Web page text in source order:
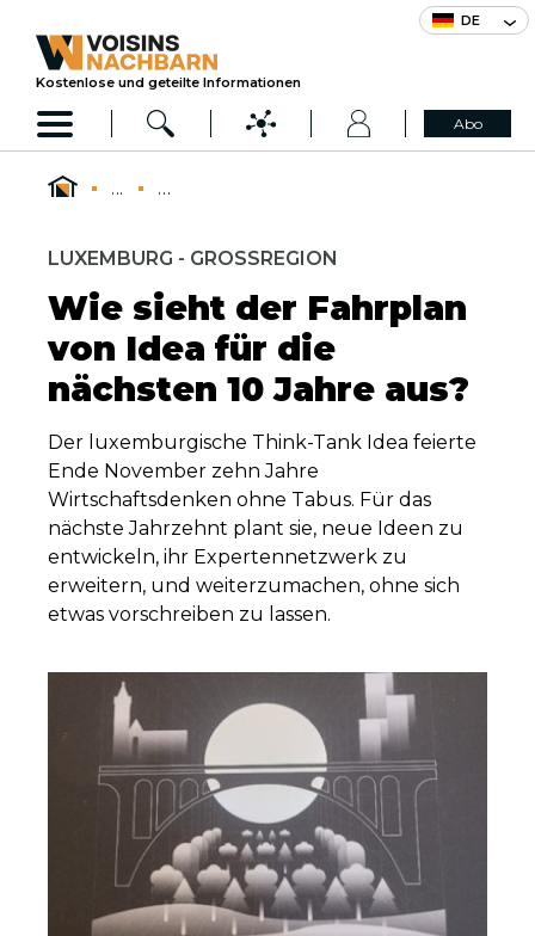
DE
Kostenlose und geteilte Informationen
Abo
... ...
LUXEMBURG - GROSSREGION
Wie sieht der Fahrplan
von Idea für die
nächsten 10 Jahre aus?
Der luxemburgische Think-Tank Idea feierte
Ende November zehn Jahre
Wirtschaftsdenken ohne Tabus. Für das
nächste Jahrzehnt plant sie, neue Ideen zu
entwickeln, ihr Expertennetzwerk zu
erweitern, und weiterzumachen, ohne sich
etwas vorschreiben zu lassen.